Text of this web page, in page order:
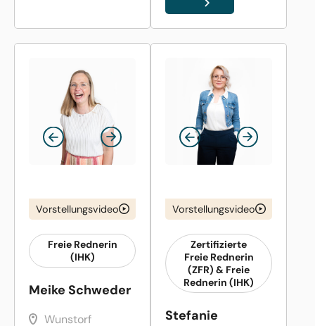
Vorstellungsvideo
Freie Rednerin
(IHK)
Meike Schweder
Wunstorf
Vorstellungsvideo
Zertifizierte
Freie Rednerin
(ZFR) & Freie
Rednerin (IHK)
Stefanie